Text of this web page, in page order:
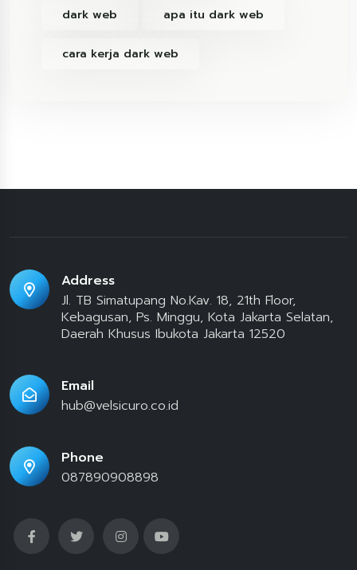
dark web apa itu dark web
cara kerja dark web
Address
Jl. TB Simatupang No.Kav. 18, 21th Floor,
Kebagusan, Ps. Minggu, Kota Jakarta Selatan,
Daerah Khusus Ibukota Jakarta 12520
Email
hub@velsicuro.co.id
Phone
087890908898